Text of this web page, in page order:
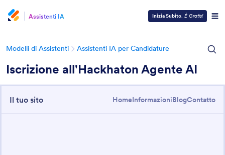
Assistenti IA Inizia Subito. È Gratis!
Modelli di Assistenti Assistenti IA per Candidature
Iscrizione all'Hackhaton Agente AI